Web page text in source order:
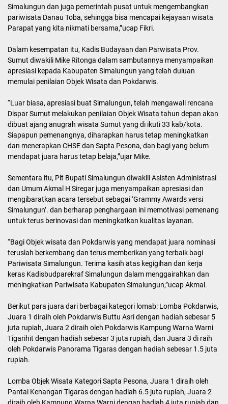
objeknya diberikan nilai baik oleh juri, untuk itu diharapkan hal ini
bisa jauh lebih baik lagi kedepannya, dan bagi yang belum
mendapatkan juara pada kesempatan ini agar menjadi batu
Penilaian langsung dilakukan oleh juri yang profesional (mantan
Ketua HPI dari Prov. Sumut) bersama Tim Eksplore Siantar
bersama Disbudparekraf Simalungun yang turun langsung ke objek
pelayanannya.
“Maka dari hasil penilaian langsung tersebut terhadap objek wisata
itu, dinyatakan layak atau tidak memberikan pelayanan Pariwisata
yang baik kepada wisatawan,”ujar Fikri.
Internasional Jetski World Championship series di Simalungun akan
dilaksanakan pada hari Jum’at tanggal 15 November 2024, mulai
pagi sampai sore hari sedangkan di malam harinya akan ada pesta
rakyat yang dihibur oleh artis ibukota Band Radja.
Simalungun dan juga pemerintah pusat untuk mengembangkan
pariwisata Danau Toba, sehingga bisa mencapai kejayaan wisata
Parapat yang kita nikmati bersama,”ucap Fikri.
Dalam kesempatan itu, Kadis Budayaan dan Parwisata Prov.
apresiasi kepada Kabupaten Simalungun yang telah duluan
memulai penilaian Objek Wisata dan Pokdarwis.
“Luar biasa, apresiasi buat Simalungun, telah mengawali rencana
Dispar Sumut melakukan penilaian Objek Wisata tahun depan akan
dibuat ajang anugrah wisata Sumut yang di ikuti 33 kab/kota.
dan menerapkan CHSE dan Sapta Pesona, dan bagi yang belum
mendapat juara harus tetap belaja,”ujar Mike.